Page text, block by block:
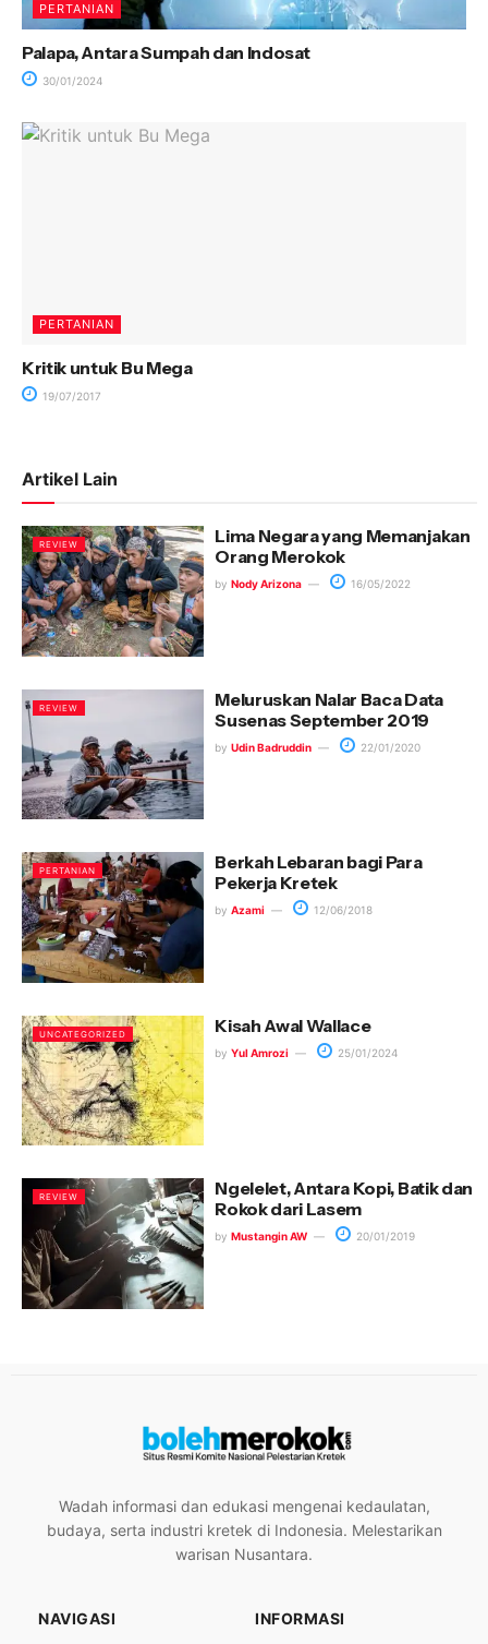
PERTANIAN
Palapa, Antara Sumpah dan Indosat
30/01/2024
PERTANIAN
Kritik untuk Bu Mega
19/07/2017
Artikel Lain
REVIEW
Lima Negara yang Memanjakan
Orang Merokok
by Nody Arizona 16/05/2022
REVIEW
Meluruskan Nalar Baca Data
Susenas September 2019
by Udin Badruddin 22/01/2020
PERTANIAN
Berkah Lebaran bagi Para
Pekerja Kretek
by Azami 12/06/2018
UNCATEGORIZED Kisah Awal Wallace
by Yul Amrozi 25/01/2024
REVIEW
Ngelelet, Antara Kopi, Batik dan
Rokok dari Lasem
by Mustangin AW 20/01/2019
Wadah informasi dan edukasi mengenai kedaulatan,
budaya, serta industri kretek di Indonesia. Melestarikan
warisan Nusantara.
NAVIGASI INFORMASI